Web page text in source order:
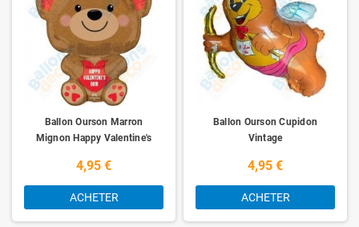
Ballon Ourson Marron
Mignon Happy Valentine's
4,95 €
ACHETER
Ballon Ourson Cupidon
Vintage
4,95 €
ACHETER